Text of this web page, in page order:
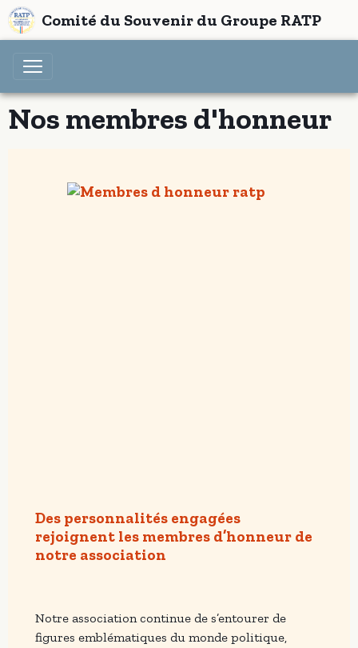
Comité du Souvenir du Groupe RATP
Nos membres d'honneur
Des personnalités engagées
rejoignent les membres d’honneur de
notre association
Notre association continue de s’entourer de
figures emblématiques du monde politique,